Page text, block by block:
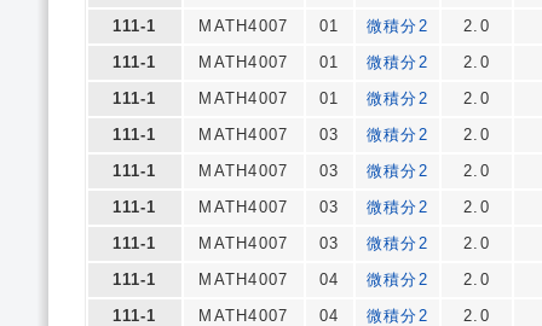
111-1
MATH4007 01 微積分2
2.0
111-1
MATH4007 01 微積分2
2.0
111-1
MATH4007 01 微積分2
2.0
111-1
MATH4007 03 微積分2
2.0
111-1
MATH4007 03 微積分2
2.0
111-1
MATH4007 03 微積分2
2.0
111-1
MATH4007 03 微積分2
2.0
111-1
MATH4007 04 微積分2
2.0
111-1
MATH4007 04 微積分2
2.0